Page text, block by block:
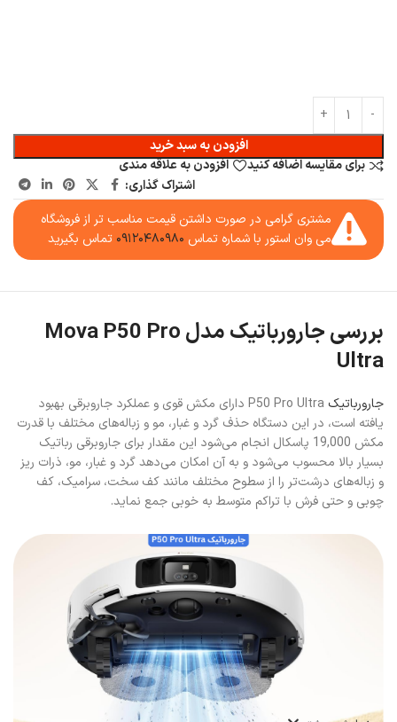
افزودن به سبد خرید
برای مقایسه اضافه کنید
افزودن به علاقه مندی
اشتراک گذاری:
مشتری گرامی در صورت داشتن قیمت مناسب تر از فروشگاه
می وان استور با شماره تماس ۰۹۱۲۰۴۸۰۹۸۰ تماس بگیرید
بررسی جارورباتیک مدل Mova P50 Pro
Ultra
جارورباتیک
P50 Pro Ultra دارای مکش قوی و عملکرد جاروبرقی بهبود
یافته است، در این دستگاه حذف گرد و غبار، مو و زباله‌های مختلف با قدرت
مکش 19,000 پاسکال انجام می‌شود این مقدار برای جاروبرقی رباتیک
بسیار بالا محسوب می‌شود و به آن امکان می‌دهد گرد و غبار، مو، ذرات ریز
و زباله‌های درشت‌تر را از سطوح مختلف مانند کف سخت، سرامیک، کف
چوبی و حتی فرش با تراکم متوسط به خوبی جمع نماید.